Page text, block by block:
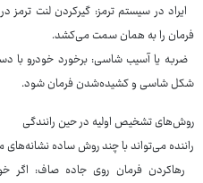
ایراد در سیستم ترمز: گیرکردن لنت
فرمان را به همان سمت می‌کشد.
ضربه یا آسیب شاسی: برخورد خودرو با
شکل شاسی و کشیده‌شدن فرمان شود.
روش‌های تشخیص اولیه در حین رانندگی
راننده می‌تواند با چند روش ساده
رهاکردن فرمان روی جاده صاف: